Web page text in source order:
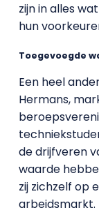
zijn in alles
hun
Toegevoegde
Een heel
Hermans,
de drijfveren
waarde
zij zichzelf op
arbeidsmarkt.